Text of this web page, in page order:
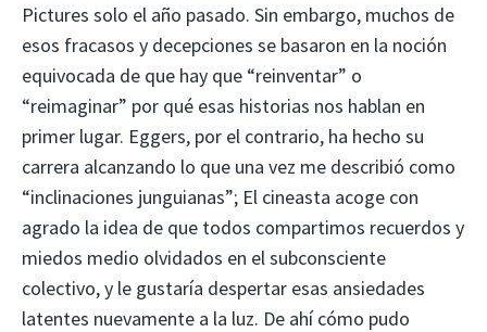
Pictures solo el año pasado. Sin embargo, muchos de
esos fracasos y decepciones se basaron en la noción
equivocada de que hay que “reinventar” o
“reimaginar” por qué esas historias nos hablan en
primer lugar. Eggers, por el contrario, ha hecho su
carrera alcanzando lo que una vez me describió como
“inclinaciones junguianas”; El cineasta acoge con
agrado la idea de que todos compartimos recuerdos y
miedos medio olvidados en el subconsciente
colectivo, y le gustaría despertar esas ansiedades
latentes nuevamente a la luz. De ahí cómo pudo